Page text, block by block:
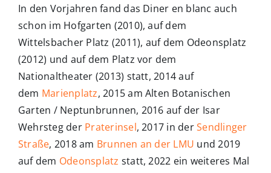
In den Vorjahren fand das Diner en blanc auch
schon im Hofgarten (2010), auf dem
Wittelsbacher Platz (2011), auf dem Odeonsplatz
(2012) und auf dem Platz vor dem
Nationaltheater (2013) statt, 2014 auf
dem Marienplatz, 2015 am Alten Botanischen
Garten / Neptunbrunnen, 2016 auf der Isar
Wehrsteg der Praterinsel, 2017 in derSendlinger
Straße, 2018 am Brunnen an der LMU und 2019
auf dem Odeonsplatz statt, 2022 ein weiteres Mal